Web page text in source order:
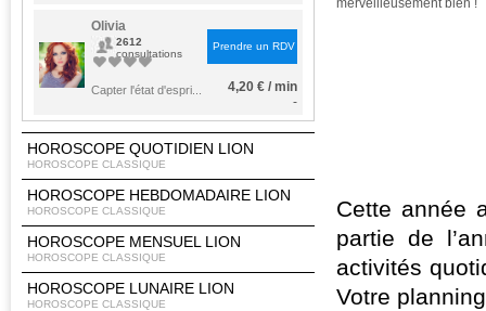
Olivia
2612
consultations
Capter l'état d'espri...
Prendre un RDV
4,20 € / min
-
HOROSCOPE QUOTIDIEN LION
HOROSCOPE CLASSIQUE
HOROSCOPE HEBDOMADAIRE LION
HOROSCOPE CLASSIQUE
HOROSCOPE MENSUEL LION
HOROSCOPE CLASSIQUE
HOROSCOPE LUNAIRE LION
HOROSCOPE CLASSIQUE
merveilleusement bien !
Cette année
partie de
activités
Votre